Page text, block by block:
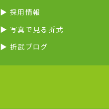
▶︎ 採用情報
▶︎ 写真で見る折武
▶︎ 折武ブログ